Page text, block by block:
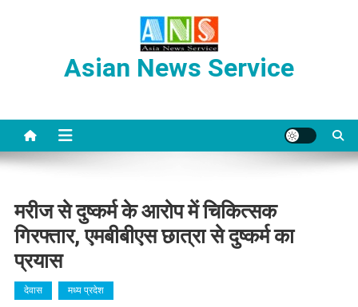
Asian News Service
मरीज से दुष्कर्म के आरोप में चिकित्सक
गिरफ्तार, एमबीबीएस छात्रा से दुष्कर्म का
प्रयास
देवास मध्य प्रदेश